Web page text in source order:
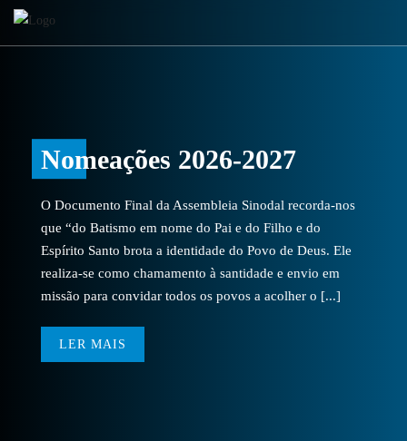
Nomeações 2026-2027
O Documento Final da Assembleia Sinodal recorda-nos
que “do Batismo em nome do Pai e do Filho e do
Espírito Santo brota a identidade do Povo de Deus. Ele
realiza-se como chamamento à santidade e envio em
missão para convidar todos os povos a acolher o [...]
LER MAIS